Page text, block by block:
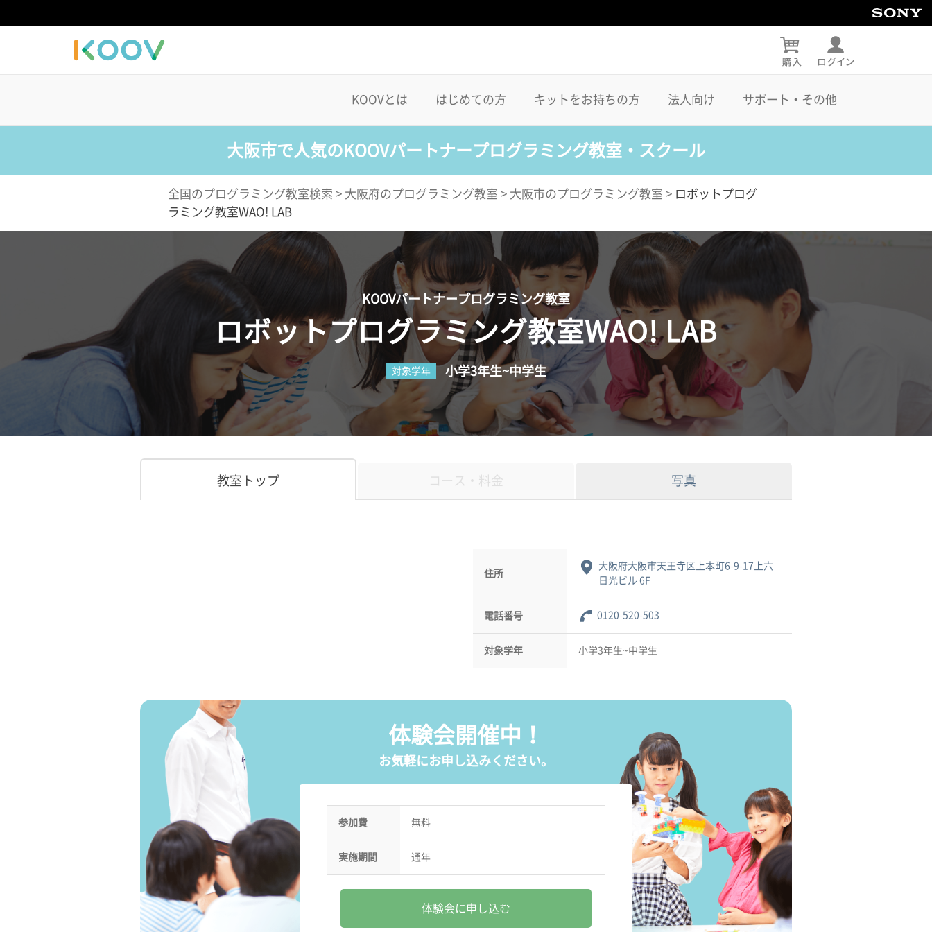
KOOVとは はじめての方 キットをお持ちの方 法人向け サポート・その他
大阪市で人気のKOOVパートナープログラミング教室・スクール
全国のプログラミング教室検索 > 大阪府のプログラミング教室 > 大阪市のプログラミング教室 > ロボットプログ
ラミング教室WAO! LAB
KOOVパートナープログラミング教室
ロボットプログラミング教室WAO! LAB
対象学年 小学3年生~中学生
教室トップ コース・料金 写真
住所
大阪府大阪市天王寺区上本町6-9-17上六
日光ビル 6F
電話番号 0120-520-503
対象学年 小学3年生~中学生
体験会開催中！
お気軽にお申し込みください。
参加費 無料
実施期間 通年
体験会に申し込む